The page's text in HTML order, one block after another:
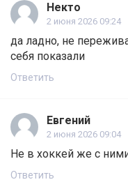
Некто
2 июня 2026 09:24
да ладно, не
себя показали
Ответить
Евгений
2 июня 2026 09:04
Не в хоккей же с
Ответить